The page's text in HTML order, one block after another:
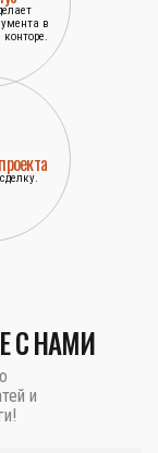
в
С НАМИ
и